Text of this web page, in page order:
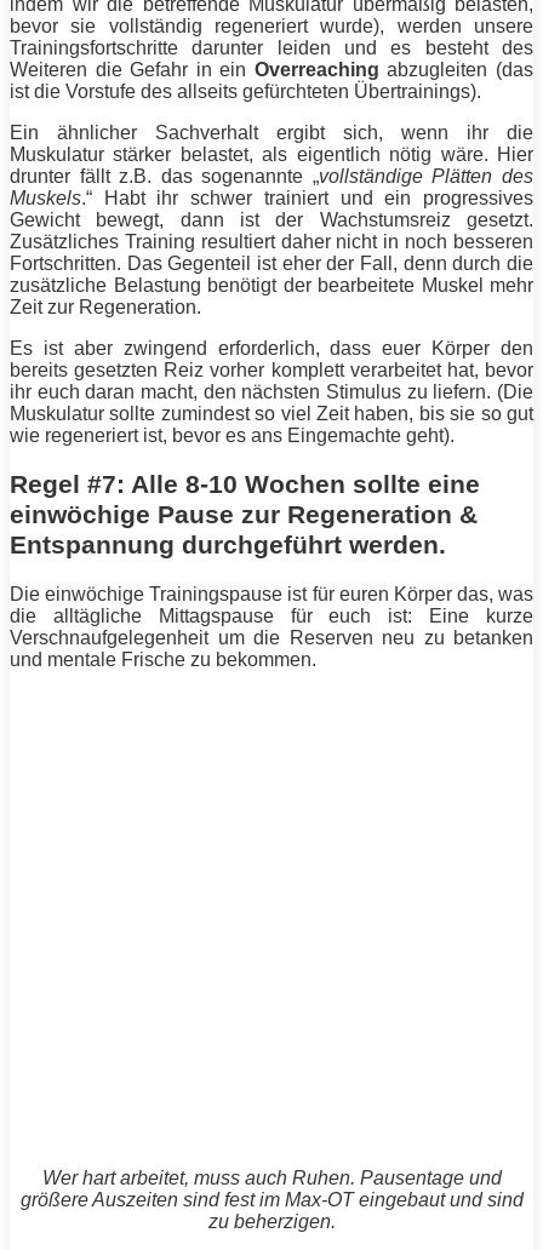
indem wir die betreffende Muskulatur übermäßig belasten,
bevor sie vollständig regeneriert wurde), werden unsere
Trainingsfortschritte darunter leiden und es besteht des
Weiteren die Gefahr in ein Overreaching abzugleiten (das
ist die Vorstufe des allseits gefürchteten Übertrainings).
Ein ähnlicher Sachverhalt ergibt sich, wenn ihr die
Muskulaturstärker belastet, als eigentlich nötig wäre. Hier
drunter fällt z.B. das sogenannte „vollständige Plätten des
Muskels.“ Habt ihr schwer trainiert und ein progressives
Gewicht bewegt, dann ist der Wachstumsreiz gesetzt.
Zusätzliches Training resultiert daher nicht in noch besseren
Fortschritten. Das Gegenteil ist eher der Fall, denn durch die
zusätzliche Belastung benötigt der bearbeitete Muskel mehr
Zeit zur Regeneration.
Es ist aber zwingend erforderlich, dass euer Körper den
bereits gesetzten Reiz vorher komplett verarbeitet hat, bevor
ihr euch daran macht, den nächsten Stimulus zu liefern. (Die
Muskulatur sollte zumindest so viel Zeit haben, bis sie so gut
wie regeneriert ist, bevor es ans Eingemachte geht).
Regel #7: Alle 8-10 Wochen sollte eine
einwöchige Pause zur Regeneration &
Entspannung durchgeführt werden.
Die einwöchige Trainingspause ist für euren Körper das, was
die alltägliche Mittagspause für euch ist: Eine kurze
Verschnaufgelegenheit um die Reserven neu zu betanken
und mentale Frische zu bekommen.
Wer hart arbeitet, muss auch Ruhen. Pausentage und
größere Auszeiten sind fest im Max-OT eingebaut und sind
zu beherzigen.